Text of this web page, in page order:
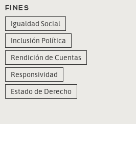
FINES
Igualdad Social
Inclusión Política
Rendición de Cuentas
Responsividad
Estado de Derecho